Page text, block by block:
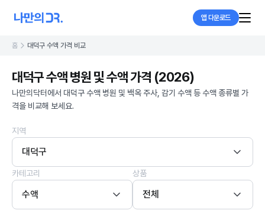
앱 다운로드
홈 대덕구 수액 가격 비교
대덕구 수액 병원 및 수액 가격 (2026)
나만의닥터에서 대덕구 수액 병원 및 백옥 주사, 감기 수액 등 수액 종류별 가
격을 비교해 보세요.
지역
대덕구
카테고리
수액
상품
전체